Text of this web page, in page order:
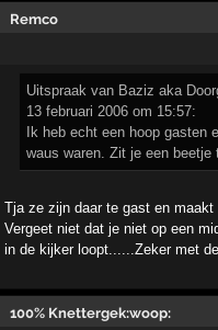
Remco
Uitspraak van Baziz aka
13 februari 2006 om 15:57:
Ik heb echt een hoop gasten
waus waren. Zit je een
Tja ze zijn daar te gast en
Vergeet niet dat je niet op een
in de kijker loopt......Zeker met
100% Knettergek:woop: